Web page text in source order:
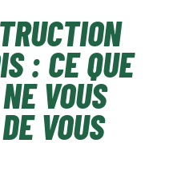
: CE QUE
VOUS
VOUS